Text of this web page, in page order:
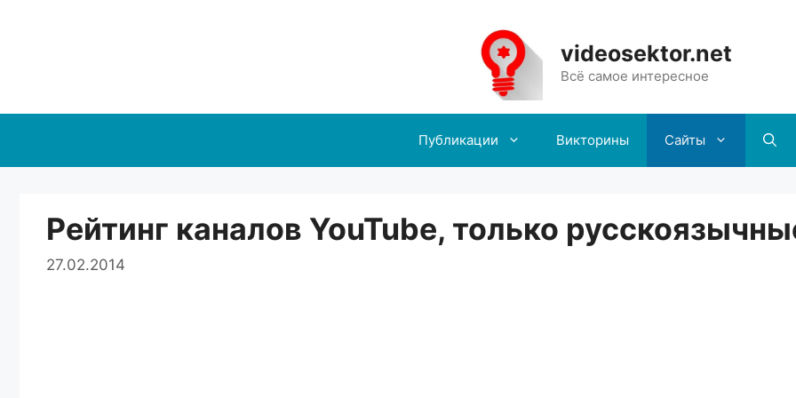
videosektor.net
Всё самое интересное
Публикации Викторины Сайты
Рейтинг каналов YouTube, только
27.02.2014